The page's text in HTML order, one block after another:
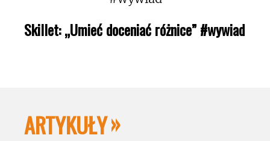
Skillet: „Umieć doceniać różnice” #wywiad
ARTYKUŁY